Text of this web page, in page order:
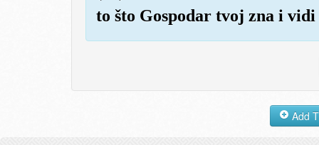
to što Gospodar tvoj zna i